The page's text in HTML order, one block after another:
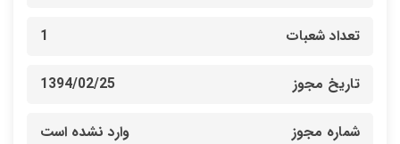
تعداد شعبات 1
تاریخ مجوز 1394/02/25
شماره مجوز وارد نشده است